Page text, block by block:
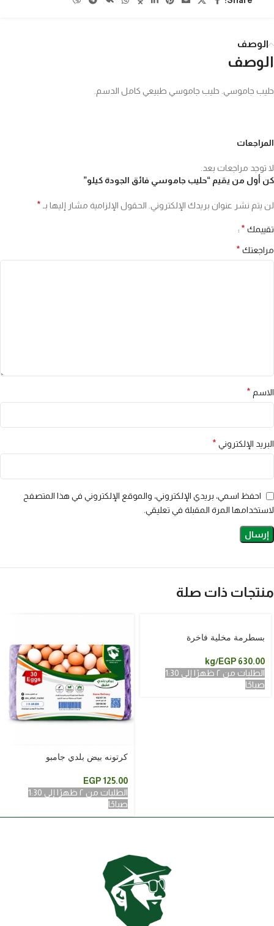
الوصف
الوصف
حليب جاموسي. حليب جاموسي طبيعي كامل الدسم.
المراجعات
لا توجد مراجعات بعد.
كن أول من يقيم “حليب جاموسي فائق الجودة كيلو”
لن يتم نشر عنوان بريدك الإلكتروني. الحقول الإلزامية مشار إليها بـ *
تقييمك *
مراجعتك *
الاسم *
البريد الإلكتروني *
احفظ اسمي، بريدي الإلكتروني، والموقع الإلكتروني في هذا المتصفح
لاستخدامها المرة المقبلة في تعليقي.
منتجات ذات صلة
الطلبات من ٢ ظهرًا إلى 1:30 صباحًا
بسطرمة مخلية فاخرة
EGP 630.00
/kg
الطلبات من ٢ ظهرًا إلى 1:30
صباحًا
الطلبات من ٢ ظهرًا إلى 1:30 صباحًا
كرتونه بيض بلدي جامبو
EGP125.00
الطلبات من ٢ ظهرًا إلى 1:30
صباحًا